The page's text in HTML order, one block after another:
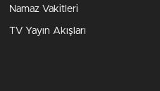
Namaz Vakitleri
TV Yayın Akışları